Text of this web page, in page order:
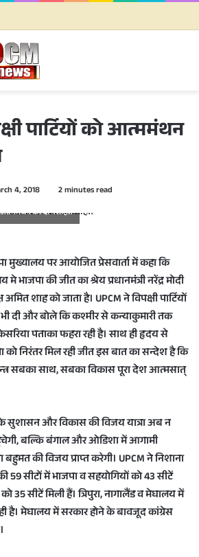
पार्टियों को आत्ममंथन
4, 2018
2 minutes read
आत्ममंथन की दी नसीहत
मुख्यालय पर आयोजित प्रेसवार्ता में कहा कि
मे भाजपा की जीत का श्रेय प्रधानमंत्री नरेंद्र मोदी
अमित शाह को जाता है। UPCM ने विपक्षी पार्टियों
दी और बोले कि कश्मीर से कन्याकुमारी तक
पताका फहरा रही है। साथ ही हृदय से
निरंतर मिल रही जीत इस बात का सन्देश है कि
मन्त्र सबका साथ, सबका विकास पूरा देश आत्मसात्
सुशासन और विकास की विजय यात्रा अब न
बल्कि बंगाल और ओडिशा में आगामी
की विजय प्राप्त करेगी। UPCM ने निशाना
59 सीटों में भाजपा व सहयोगियों को 43 सीटें
35 सीटें मिली हैं। त्रिपुरा, नागालैंड व मेघालय में
है। मेघालय में सरकार होने के बावजूद कांग्रेस